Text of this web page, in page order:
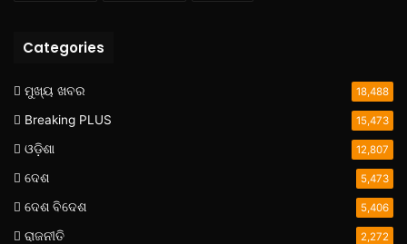
Categories
ମୁଖ୍ୟ ଖବର 18,488
Breaking PLUS 15,473
ଓଡ଼ିଶା 12,807
ଦେଶ 5,473
ଦେଶ ବିଦେଶ 5,406
ରାଜନୀତି 2,272